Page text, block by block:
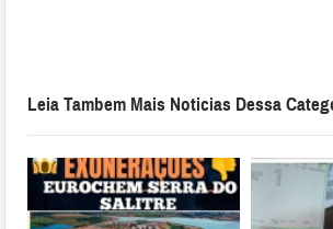
Leia Tambem Mais Noticias Dessa